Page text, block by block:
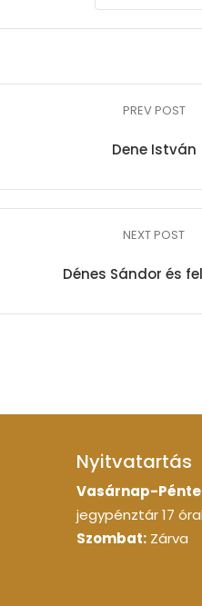
PREV POST
Dene István
NEXT POST
Dénes Sándor és
Nyitvatartás
Vasárnap-
jegypénztár 17
Szombat: Zárva